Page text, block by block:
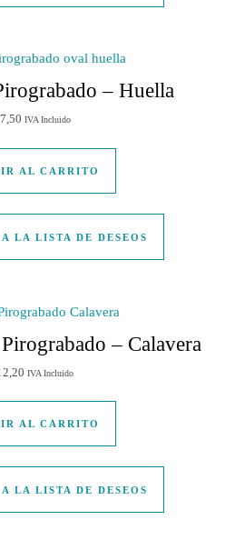
– Huella
7,50 IVA Incluido
AL CARRITO
LA LISTA DE DESEOS
– Calavera
IVA Incluido
AL CARRITO
LA LISTA DE DESEOS